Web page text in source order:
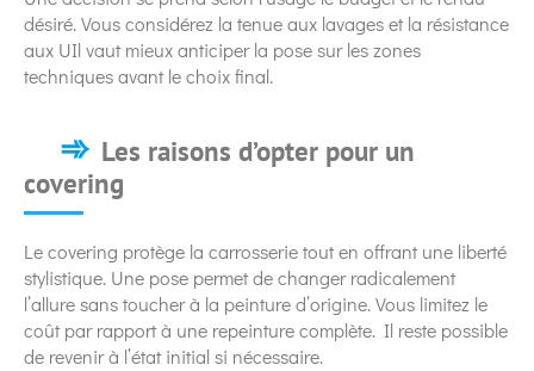
désiré. Vous considérez la tenue aux lavages et la résistance
aux UIl vaut mieux anticiper la pose sur les zones
techniques avant le choix final.
Les raisons d’opter pour un
covering
Le covering protège la carrosserie tout en offrant une liberté
stylistique. Une pose permet de changer radicalement
l’allure sans toucher à la peinture d’origine. Vous limitez le
coût par rapport à une repeinture complète. Il reste possible
de revenir à l’état initial si nécessaire.